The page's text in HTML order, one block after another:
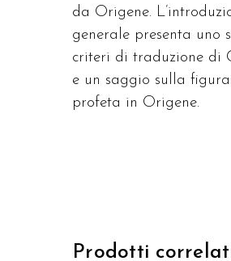
da Origene.
generale presenta uno
criteri di traduzione di
e un saggio sulla
profeta in Origene.
Prodotti